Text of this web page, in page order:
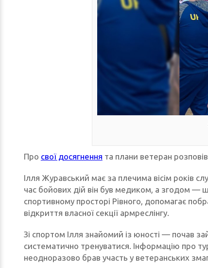
Про свої досягнення та плани ветеран
Ілля Журавський має за плечима вісім років
час бойових дій він був медиком, а згодом —
спортивному просторі Рівного, допомагає
відкриття власної секції армреслінгу.
Зі спортом Ілля знайомий із юності — почав
систематично тренуватися. Інформацію про
неодноразово брав участь у ветеранських